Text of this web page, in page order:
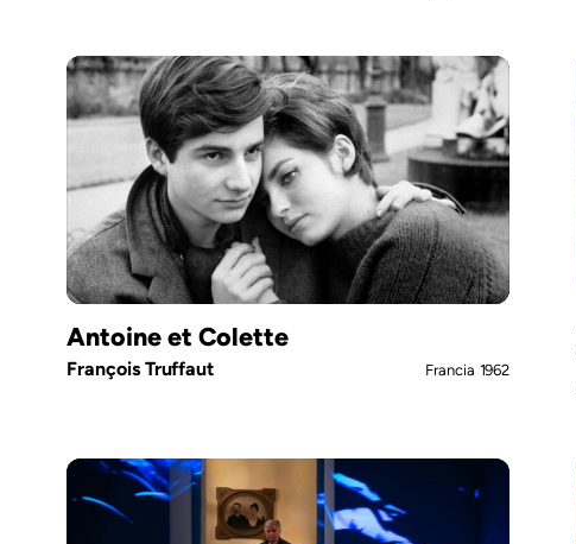
Antoine et Colette
François Truffaut Francia 1962